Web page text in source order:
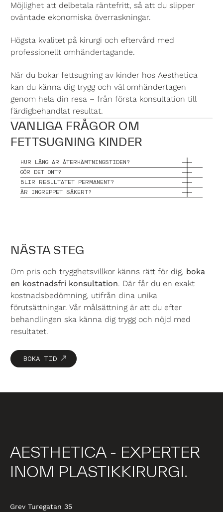
Möjlighet att delbetala räntefritt, så att du slipper
oväntade ekonomiska överraskningar.
Högsta kvalitet på kirurgi och eftervård med
professionellt omhändertagande.
När du bokar fettsugning av kinder hos Aesthetica
kan du känna dig trygg och väl omhändertagen
genom hela din resa – från första konsultation till
färdigbehandlat resultat.
VANLIGA FRÅGOR OM
FETTSUGNING KINDER
HUR LÅNG ÄR ÅTERHÄMTNINGSTIDEN?
GÖR DET ONT?
BLIR RESULTATET PERMANENT?
ÄR INGREPPET SÄKERT?
NÄSTA STEG
Om pris och trygghetsvillkor känns rätt för dig, boka
en kostnadsfri konsultation. Där får du en exakt
kostnadsbedömning, utifrån dina unika
förutsättningar. Vår målsättning är att du efter
behandlingen ska känna dig trygg och nöjd med
resultatet.
BOKA TID
AESTHETICA - EXPERTER
INOM PLASTIKKIRURGI.
Grev Turegatan 35